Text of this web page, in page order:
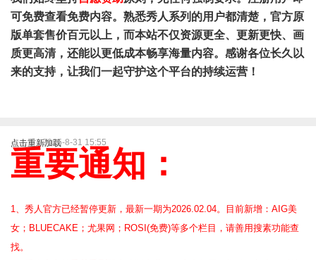
可免费查看免费内容。熟悉秀人系列的用户都清楚，官方原
版单套售价百元以上，而本站不仅资源更全、更新更快、画
质更高清，还能以更低成本畅享海量内容。感谢各位长久以
来的支持，让我们一起守护这个平台的持续运营！
点击重新加载2025-8-31 15:55
重要通知：
1、秀人官方已经暂停更新，最新一期为2026.02.04。目前新增：AIG美
女；BLUECAKE；尤果网；ROSI(免费)等多个栏目，请善用搜素功能查
找。